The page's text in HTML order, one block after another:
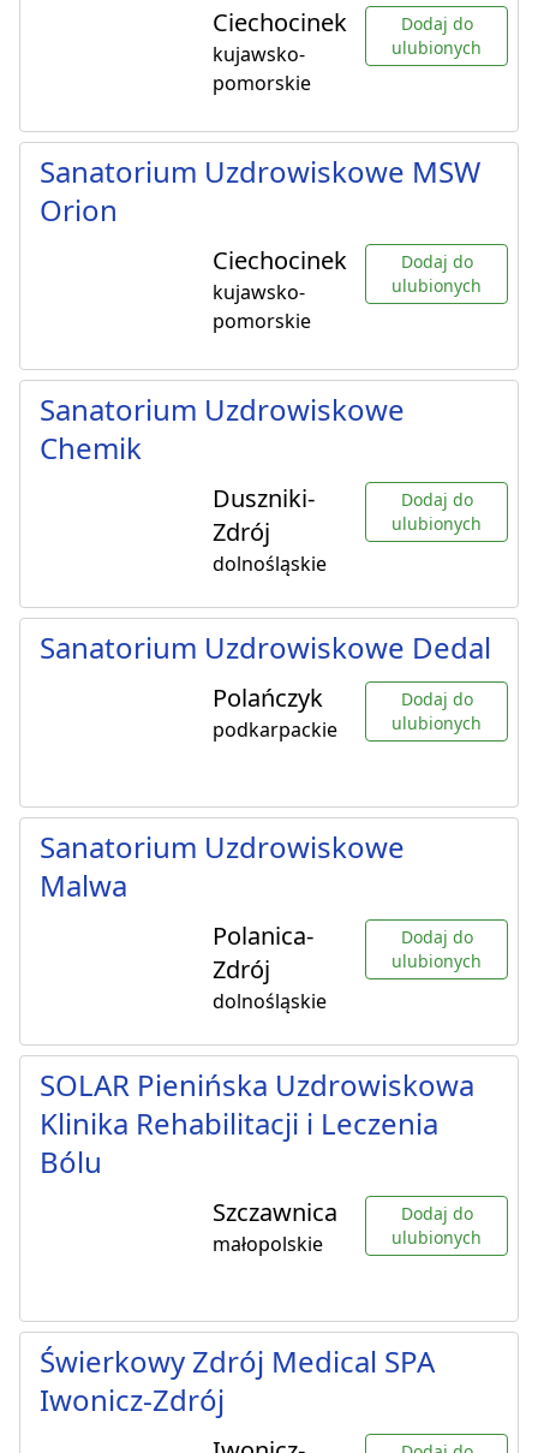
Ciechocinek
kujawsko-
pomorskie
Dodaj do
ulubionych
Sanatorium Uzdrowiskowe MSW
Orion
Ciechocinek
kujawsko-
pomorskie
Dodaj do
ulubionych
Sanatorium Uzdrowiskowe
Chemik
Duszniki-
Zdrój
dolnośląskie
Dodaj do
ulubionych
Sanatorium Uzdrowiskowe Dedal
Polańczyk
podkarpackie
Dodaj do
ulubionych
Sanatorium Uzdrowiskowe
Malwa
Polanica-
Zdrój
dolnośląskie
Dodaj do
ulubionych
SOLAR Pienińska Uzdrowiskowa
Klinika Rehabilitacji i Leczenia
Bólu
Szczawnica
małopolskie
Dodaj do
ulubionych
Świerkowy Zdrój Medical SPA
Iwonicz-Zdrój